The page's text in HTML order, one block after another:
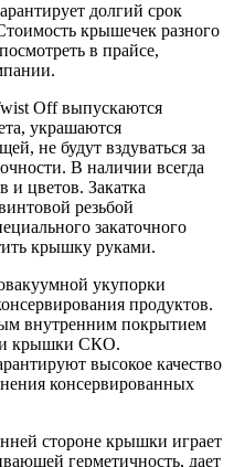
долгий срок
крышечек разного
в прайсе,
Off выпускаются
украшаются
не будут вздуваться за
В наличии всегда
цветов. Закатка
резьбой
закаточного
крышку руками.
укупорки
продуктов.
внутренним покрытием
крышки СКО.
высокое качество
консервированных
стороне крышки играет
герметичность, дает